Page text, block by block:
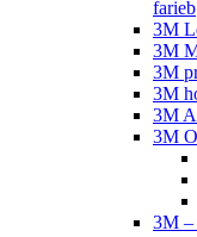
farieb
3M
3M
3M
3M
3M
3M
3M –